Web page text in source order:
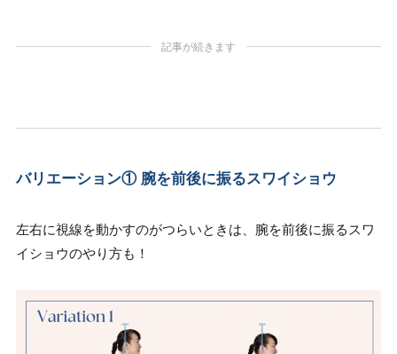
記事が続きます
バリエーション① 腕を前後に振るスワイショウ
左右に視線を動かすのがつらいときは、腕を前後に振るスワ
イショウのやり方も！